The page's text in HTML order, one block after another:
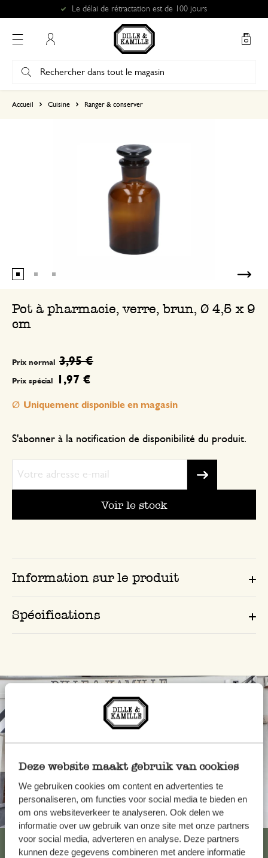
Deze website maakt gebruik van cookies
We gebruiken cookies om content en advertenties te
personaliseren, om functies voor social media te bieden en
om ons websiteverkeer te analyseren. Ook delen we
informatie over uw gebruik van onze site met onze partners
voor social media, adverteren en analyse. Deze partners
kunnen deze gegevens combineren met andere informatie
Le délai de rétractation est de 100 jours
Accueil Cuisine Ranger & conserver
Pot à pharmacie, verre, brun, Ø 4,5 x 9
cm
Prix spécial 1,97 €
Prix normal 3,95 €
S'abonner à la notification de disponibilité du produit.
Voir le stock
Uniquement disponible en magasin
Information sur le produit
Spécifications
Toujours à proximité
Voir les 62 magasins